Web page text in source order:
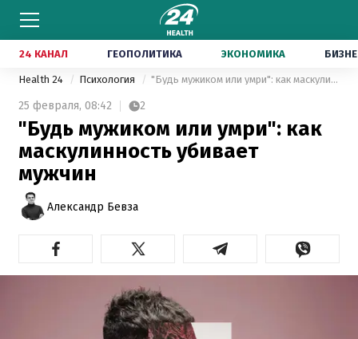
24 КАНАЛ ГЕОПОЛИТИКА ЭКОНОМИКА
Health 24 Психология "Будь мужиком или умри": как маскулинность убивает мужчин
25 февраля, 08:42 2
"Будь мужиком или умри": как
маскулинность убивает
мужчин
Александр Бевза